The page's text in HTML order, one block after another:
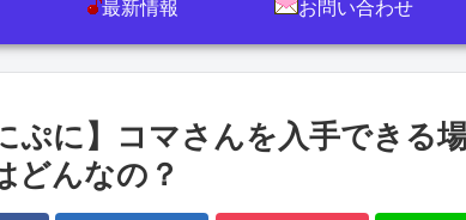
最新情報 お問い合わせ
ぷに】コマさんを入手できる
どんなの？